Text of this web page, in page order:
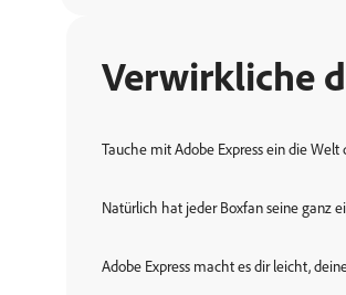
Verwirkliche
Tauche mit Adobe Express ein die
Natürlich hat jeder Boxfan seine ganz
Adobe Express macht es dir leicht,